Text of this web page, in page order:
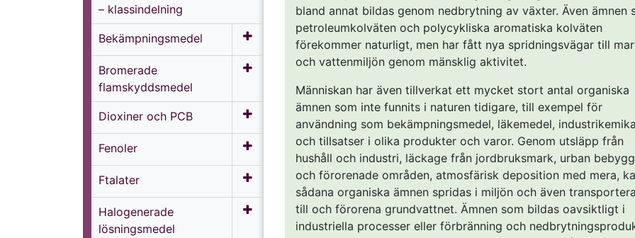
– klassindelning
Bekämpningsmedel
Bromerade
flamskyddsmedel
Dioxiner och PCB
Fenoler
Ftalater
Halogenerade
lösningsmedel
bland annat bildas genom nedbrytning av växter. Även ämnen
petroleumkolväten och polycykliska aromatiska kolväten
förekommer naturligt, men har fått nya spridningsvägar till
och vattenmiljön genom mänsklig aktivitet.
Människan har även tillverkat ett mycket stort antal organiska
ämnen som inte funnits i naturen tidigare, till exempel för
användning som bekämpningsmedel, läkemedel,
och tillsatser i olika produkter och varor. Genom utsläpp från
hushåll och industri, läckage från jordbruksmark, urban
och förorenade områden, atmosfärisk deposition med mera,
sådana organiska ämnen spridas i miljön och även
till och förorena grundvattnet. Ämnen som bildas oavsiktligt i
industriella processer eller förbränning och